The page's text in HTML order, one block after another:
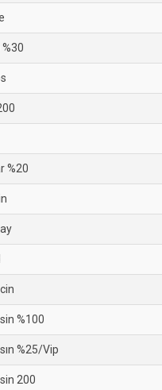
%20
%100
%25/Vip
200